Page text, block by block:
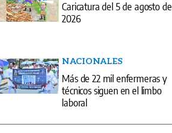
Caricatura del 5 de agosto de
2026
NACIONALES
Más de 22 mil enfermeras y
técnicos siguen en el limbo
laboral